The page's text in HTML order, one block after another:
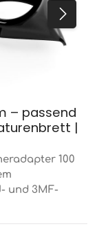
– passend
|
100
und 3MF-